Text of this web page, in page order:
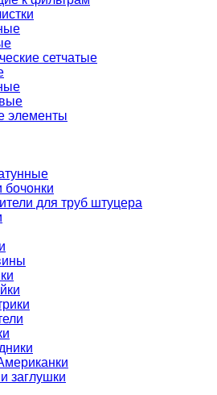
сетчатые
элементы
бочонки
для труб штуцера
заглушки